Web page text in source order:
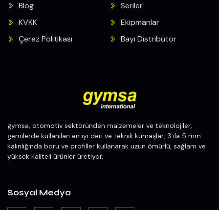
gymsa, otomotiv sektöründen malzemeler ve teknolojiler,
gemilerde kullanılan en iyi deri ve teknik kumaşlar, 3 ila 5 mm
kalınlığında boru ve profiller kullanarak uzun ömürlü, sağlam ve
yüksek kaliteli ürünler üretiyor.
Sosyal Medya
Blog
KVKK
Çerez Politikası
Seriler
Ekipmanlar
Bayi Distribütör